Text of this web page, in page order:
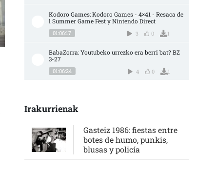
Kodoro Games: Kodoro Games - 4×41 - Resaca de
l Summer Game Fest y Nintendo Direct
01:06:17 3 0 1
BabaZorra: Youtubeko urrezko era berri bat? BZ
3-27
01:06:24 4 0 1
Irakurrienak
Gasteiz 1986: fiestas entre
botes de humo, punkis,
blusas y policía